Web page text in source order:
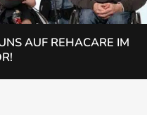
AUF REHACARE IM
auf Rehacare im